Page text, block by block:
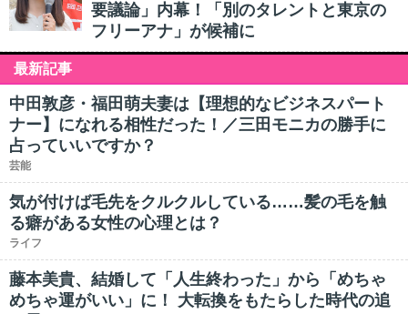
要議論」内幕！「別のタレントと東京の
フリーアナ」が候補に
最新記事
中田敦彦・福田萌夫妻は【理想的なビジネスパート
ナー】になれる相性だった！／三田モニカの勝手に
占っていいですか？
芸能
気が付けば毛先をクルクルしている……髪の毛を触
る癖がある女性の心理とは？
ライフ
藤本美貴、結婚して「人生終わった」から「めちゃ
めちゃ運がいい」に！ 大転換をもたらした時代の追